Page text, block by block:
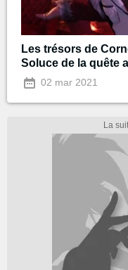
Les trésors de
Soluce de la quête
02 mar 2021